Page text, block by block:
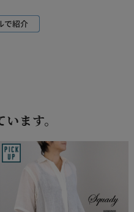
ます。